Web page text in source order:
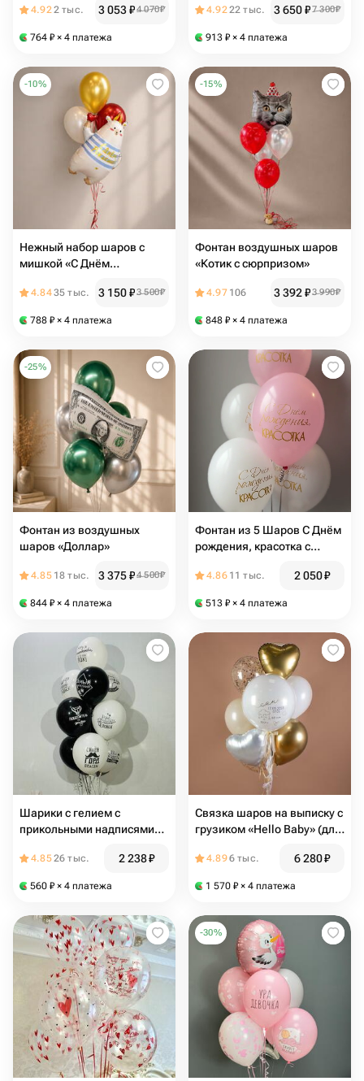
4.922 тыс. 3 053₽4 070₽
764 ₽ × 4 платежа
шт4.9222 тыс. 3 650₽7 300₽
913 ₽ × 4 платежа
-10%
Нежный набор шаров с
мишкой «С Днём
4.8435 тыс. 3 150₽3 500₽
788 ₽ × 4 платежа
-15%
Фонтан воздушных шаров
«Котик с сюрпризом»
4.97 106 3 392₽3 990₽
848 ₽ × 4 платежа
-25%
Фонтан из воздушных
шаров «Доллар»
4.85 18 тыс. 3 375₽4 500₽
844 ₽ × 4 платежа
Фонтан из 5 Шаров С Днём
рождения, красотка с
4.86 11 тыс. 2 050₽
513 ₽ × 4 платежа
Шарики с гелием с
прикольными надписями
4.8526 тыс. 2 238₽
560 ₽ × 4 платежа
Связка шаров на выписку с
грузиком «Hello Baby» (для
грузик
4.896 тыс. 6 280₽
1 570 ₽ × 4 платежа
-30%